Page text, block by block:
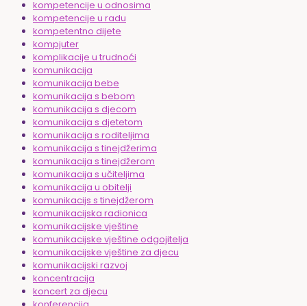
kompetencije u odnosima
kompetencije u radu
kompetentno dijete
kompjuter
komplikacije u trudnoći
komunikacija
komunikacija bebe
komunikacija s bebom
komunikacija s djecom
komunikacija s djetetom
komunikacija s roditeljima
komunikacija s tinejdžerima
komunikacija s tinejdžerom
komunikacija s učiteljima
komunikacija u obitelji
komunikacijs s tinejdžerom
komunikacijska radionica
komunikacijske vještine
komunikacijske vještine odgojitelja
komunikacijske vještine za djecu
komunikacijski razvoj
koncentracija
koncert za djecu